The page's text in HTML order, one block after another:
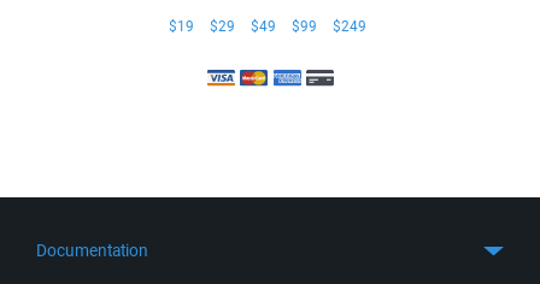
$19 $29 $49 $99 $249
Documentation